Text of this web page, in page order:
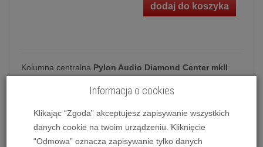
dodaj do koszyka
Kolumna centralna Pylon Audio Diamond Center mkII
Z uwagi na prezentację wielu wariantów kolorystycznych
jednego modelu kolumn,gdy jest on oznaczony jako
dostępny - przed zakupem prosimy o kontaktcelem
ustalenia dostępności wybranej przez Ciebie wersji.
Informacja o cookies
Klikając “Zgoda” akceptujesz zapisywanie wszystkich
danych cookie na twoim urządzeniu. Kliknięcie
“Odmowa” oznacza zapisywanie tylko danych